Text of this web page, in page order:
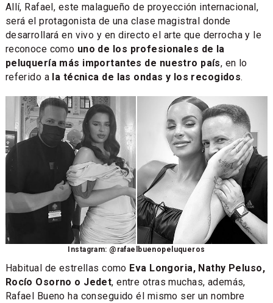
Allí, Rafael, este malagueño de proyección internacional,
será el protagonista de una clase magistral donde
desarrollará en vivo y en directo el arte que derrocha y le
reconoce como uno de los profesionales de la
peluquería más importantes de nuestro país, en lo
referido a la técnica de las ondas y los recogidos.
Instagram: @rafaelbuenopeluqueros
Habitual de estrellas como Eva Longoria, Nathy Peluso,
Rocío Osorno o Jedet, entre otras muchas, además,
Rafael Bueno ha conseguido él mismo ser un nombre